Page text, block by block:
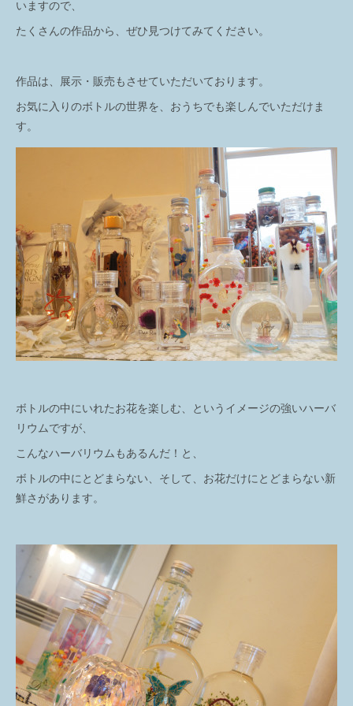
いますので、
たくさんの作品から、ぜひ見つけてみてください。
作品は、展示・販売もさせていただいております。
お気に入りのボトルの世界を、おうちでも楽しんでいただけま
す。
ボトルの中にいれたお花を楽しむ、というイメージの強いハーバ
リウムですが、
こんなハーバリウムもあるんだ！と、
ボトルの中にとどまらない、そして、お花だけにとどまらない新
鮮さがあります。